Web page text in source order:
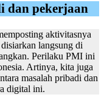
dan pekerjaan
aktivitasnya
langsung di
Perilaku PMI ini
Artinya, kita juga
masalah pribadi dan
digital ini.